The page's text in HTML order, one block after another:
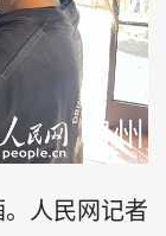
人民网记者